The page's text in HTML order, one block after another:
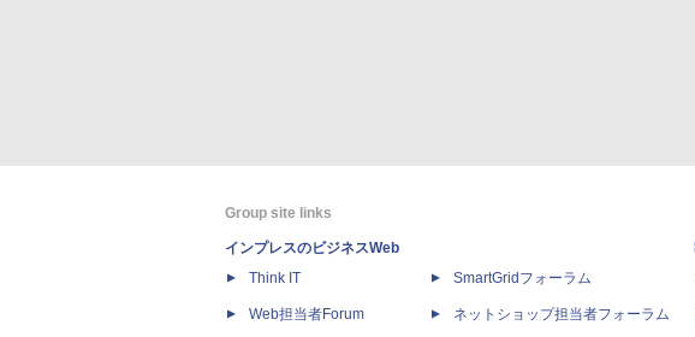
Group site links
インプレスのビジネスWeb
Think IT
Web担当者Forum
SmartGridフォーラム
ネットショップ担当者フォーラム